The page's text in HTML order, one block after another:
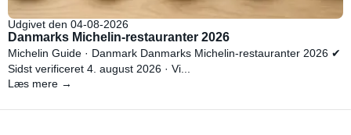
Udgivet den 04-08-2026
Danmarks Michelin-restauranter 2026
Michelin Guide · Danmark Danmarks Michelin-restauranter 2026 ✔
Sidst verificeret 4. august 2026 · Vi...
Læs mere →